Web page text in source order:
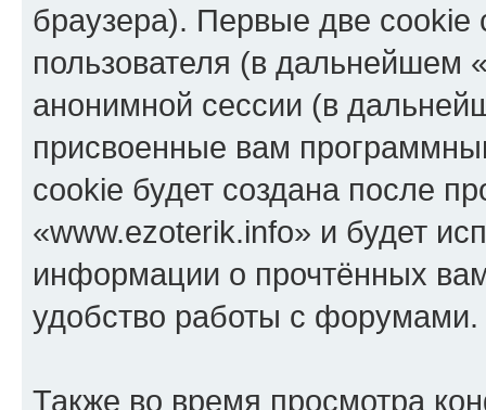
браузера). Первые две cookie
пользователя (в дальнейшем
анонимной сессии (в
присвоенные вам
cookie будет создана после
«www.ezoterik.info» и будет
информации о прочтённых
удобство работы с форумами.
Также во время просмотра